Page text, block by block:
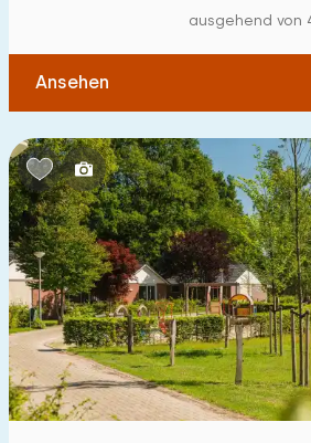
ausgehend von
Ansehen